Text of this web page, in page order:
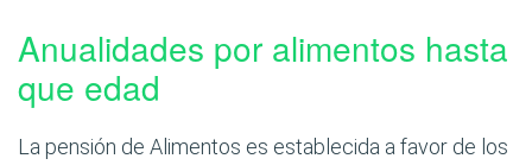
Anualidades por alimentos hasta
que edad
La pensión de Alimentos es establecida a favor de los